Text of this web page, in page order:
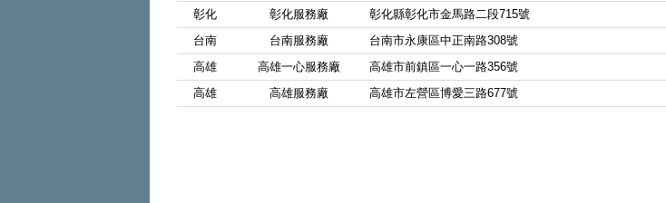
彰化
彰化服務廠 彰化縣彰化市金馬路二段715號
台南
台南服務廠 台南市永康區中正南路308號
高雄
高雄一心服務廠 高雄市前鎮區一心一路356號
高雄
高雄服務廠 高雄市左營區博愛三路677號